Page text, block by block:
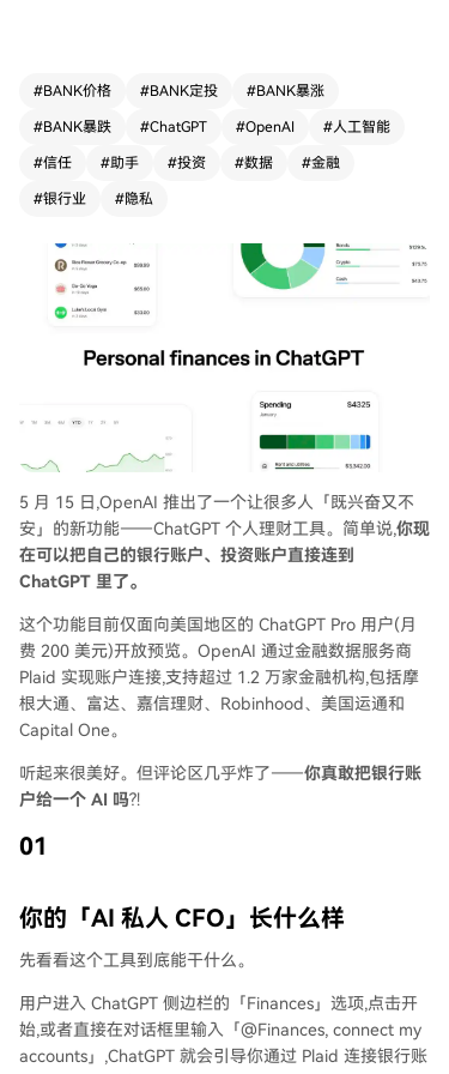
分，此前其已收购个人理财应用Roi和Hiro Financ
覆盖高价值决策场景的“超级助手”。然而，功能发
布后引发广泛隐私担忧。近期OpenAI正因涉嫌未
仅具数据读取权限，且断开连接后数据将在30天内
删除，但用户数据仍可能用于模型训练的选项引发
了进一步讨论。 当前AI行业正从通用聊天机器人转
lexity等公司也纷纷推出面向金融B端或C端的专业
安全措施，但AI理财工具在法律上不承担财务顾问
责任，其“幻觉”风险与隐私信任问题，是用户是否
愿意接纳的关键。这标志着AI正深入个人核心决策
领域，也将信任与安全议题推至前台。
#BANK价格 #BANK定投 #BANK暴涨
#BANK暴跌 #ChatGPT #OpenAI #人工智能
#信任 #助手 #投资 #数据 #金融
#银行业 #隐私
5 月 15 日,OpenAI 推出了一个让很多人「既兴奋又不
安」的新功能——ChatGPT 个人理财工具。简单说,你现
在可以把自己的银行账户、投资账户直接连到
ChatGPT 里了。
这个功能目前仅面向美国地区的 ChatGPT Pro 用户(月
费 200 美元)开放预览。OpenAI 通过金融数据服务商
Plaid 实现账户连接,支持超过 1.2 万家金融机构,包括摩
根大通、富达、嘉信理财、Robinhood、美国运通和
Capital One。
听起来很美好。但评论区几乎炸了——你真敢把银行账
户给一个 AI 吗?!
01
你的「AI 私人 CFO」长什么样
先看看这个工具到底能干什么。
用户进入 ChatGPT 侧边栏的「Finances」选项,点击开
始,或者直接在对话框里输入「@Finances, connect my
accounts」,ChatGPT 就会引导你通过 Plaid 连接银行账